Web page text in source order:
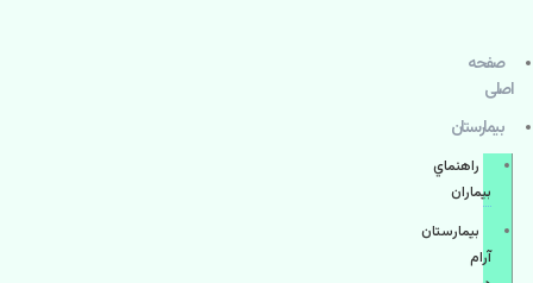
صفحه
اصلی
بيمارستان
راهنماي
بیماران
بیمارستان
آرام